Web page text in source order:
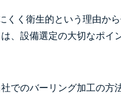
くく衛生的という理由か
、設備選定の大切なポイ
でのバーリング加工の方